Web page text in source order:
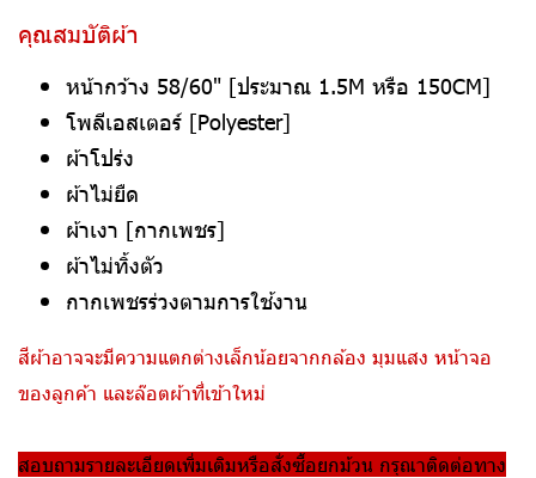
คุณสมบัติผ้า
หน้ากว้าง 58/60" [ประมาณ 1.5M หรือ 150CM]
โพลีเอสเตอร์ [Polyester]
ผ้าโปร่ง
ผ้าไม่ยืด
ผ้าเงา [กากเพชร]
ผ้าไม่ทิ้งตัว
กากเพชรร่วงตามการใช้งาน
สีผ้าอาจจะมีความแตกต่างเล็กน้อยจากกล้อง มุมแสง หน้าจอ
ของลูกค้า และล๊อตผ้าที่เข้าใหม่
สอบถามรายละเอียดเพิ่มเติมหรือสั่งซื้อยกม้วน กรุณาติดต่อทาง